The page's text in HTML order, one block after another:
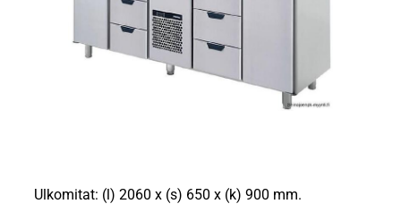
Ulkomitat: (l) 2060 x (s) 650 x (k) 900 mm.